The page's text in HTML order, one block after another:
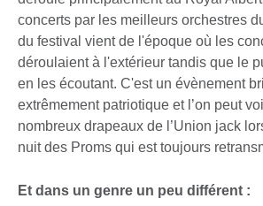
concerts par les meilleurs orchestres
du festival vient de l'époque où les
déroulaient à l'extérieur tandis que le
en les écoutant. C'est un évènement
extrêmement patriotique et l’on peut
nombreux drapeaux de l’Union jack
nuit des Proms qui est toujours
Et dans un genre un peu différent :